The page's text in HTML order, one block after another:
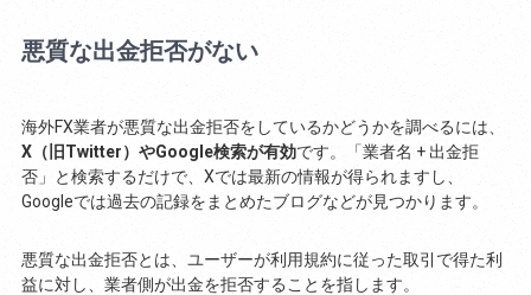
悪質な出金拒否がない
海外FX業者が悪質な出金拒否をしているかどうかを調べるには、
X（旧Twitter）やGoogle検索が有効です。「業者名 + 出金拒
否」と検索するだけで、Xでは最新の情報が得られますし、
Googleでは過去の記録をまとめたブログなどが見つかります。
悪質な出金拒否とは、ユーザーが利用規約に従った取引で得た利
益に対し、業者側が出金を拒否することを指します。